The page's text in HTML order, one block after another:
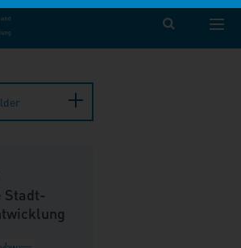
für Wohnen und Stadtentwicklung e. V.
Forum Wohnen und Stadtentwicklung
Stadt-